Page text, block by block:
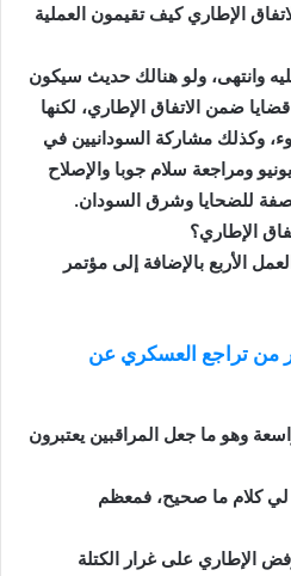
الإطاري كيف تقيمون العملية
وانتهى، ولو هنالك حديث سيكون
حيث أن هنالك (5) قضايا ضمن الاتفاق الإطاري، لكنها
وكذلك مشاركة السودانيين في
ومراجعة سلام جوبا والإصلاح
للضحايا وشرق السودان.
الإطاري؟
الأربع بالإضافة إلى مؤتمر
من تراجع العسكري عن
وهو ما جعل المراقبين يعتبرون
لي كلام ما صحيح، فمعظم
الإطاري على غرار الكتلة